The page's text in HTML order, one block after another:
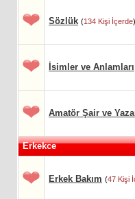
Sözlük (134 Kişi İçerde)
İsimler ve Anlamları
Amatör Şair ve
Erkekce
Erkek Bakım (47 Kişi